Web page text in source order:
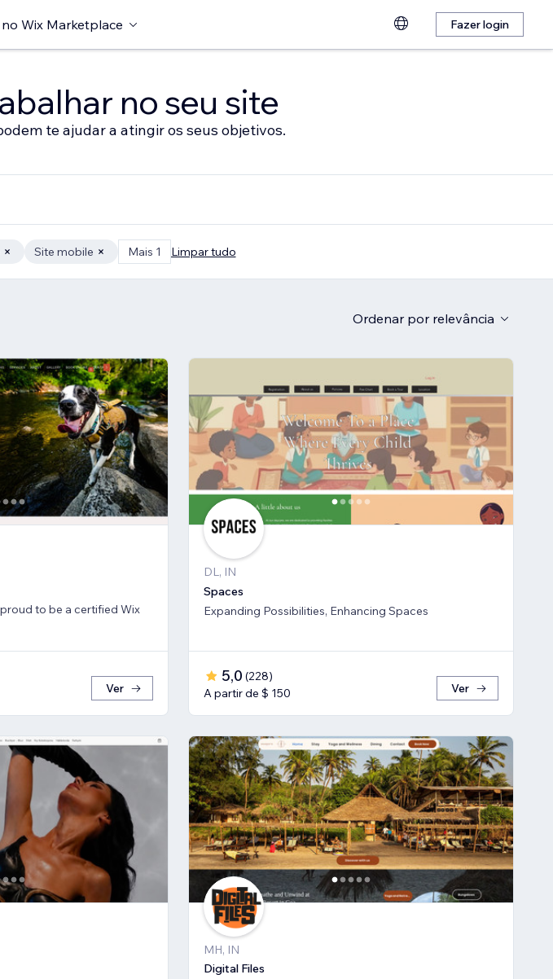
Wix Marketplace Fazer login
no seu site
te ajudar a atingir os seus objetivos.
Site mobile Mais 1 Limpar tudo
Ordenar por relevância
to be a certified Wix
Ver
DL, IN
Spaces
Expanding Possibilities, Enhancing Spaces
5,0 (228)
A partir de $ 150
Ver
MH, IN
Digital Files